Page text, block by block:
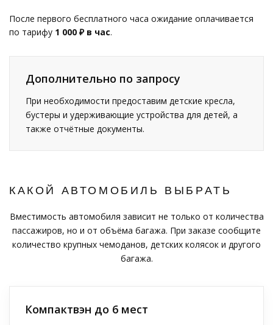
После первого бесплатного часа ожидание оплачивается
по тарифу 1 000 ₽ в час.
Дополнительно по запросу
При необходимости предоставим детские кресла,
бустеры и удерживающие устройства для детей, а
также отчётные документы.
КАКОЙ АВТОМОБИЛЬ ВЫБРАТЬ
Вместимость автомобиля зависит не только от количества
пассажиров, но и от объёма багажа. При заказе сообщите
количество крупных чемоданов, детских колясок и другого
багажа.
Компактвэн до 6 мест